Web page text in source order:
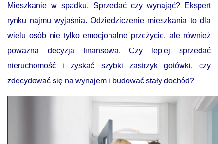
Mieszkanie w spadku. Sprzedać czy wynająć? Ekspert
rynku najmu wyjaśnia. Odziedziczenie mieszkania to dla
wielu osób nie tylko emocjonalne przeżycie, ale również
poważna decyzja finansowa. Czy lepiej sprzedać
nieruchomość i zyskać szybki zastrzyk gotówki, czy
zdecydować się na wynajem i budować stały dochód?